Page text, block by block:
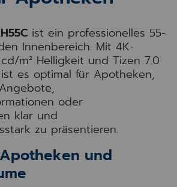
ist ein professionelles 55-
Innenbereich. Mit 4K-
m² Helligkeit und Tizen 7.0
es optimal für Apotheken,
oder
klar und
zu präsentieren.
und